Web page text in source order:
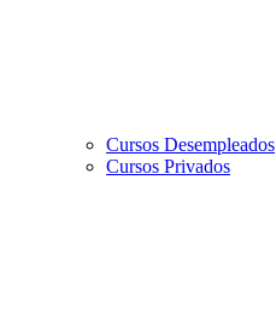
Cursos Desempleados
Cursos Privados